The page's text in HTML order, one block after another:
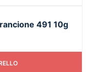
491 10g